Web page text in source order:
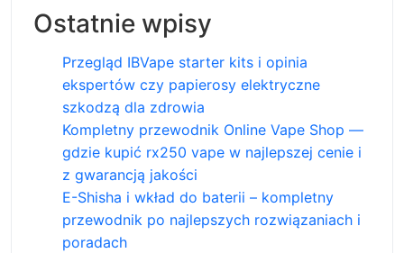
Ostatnie wpisy
Przegląd IBVape starter kits i opinia
ekspertów czy papierosy elektryczne
szkodzą dla zdrowia
Kompletny przewodnik Online Vape Shop —
gdzie kupić rx250 vape w najlepszej cenie i
z gwarancją jakości
E-Shisha i wkład do baterii – kompletny
przewodnik po najlepszych rozwiązaniach i
poradach